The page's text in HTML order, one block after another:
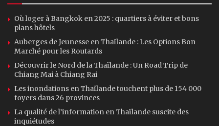
Où loger à Bangkok en 2025 : quartiers à éviter et bons
plans hôtels
Auberges de Jeunesse en Thaïlande : Les Options Bon
Marché pour les Routards
Découvrir le Nord de la Thaïlande : Un Road Trip de
Chiang Mai à Chiang Rai
Les inondations en Thaïlande touchent plus de 154 000
foyers dans 26 provinces
La qualité de l’information en Thaïlande suscite des
inquiétudes